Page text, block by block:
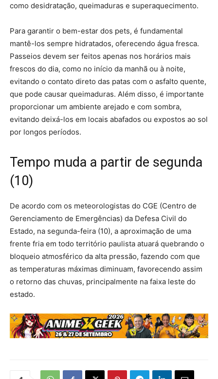
como desidratação, queimaduras e superaquecimento.
Para garantir o bem-estar dos pets, é fundamental
mantê-los sempre hidratados, oferecendo água fresca.
Passeios devem ser feitos apenas nos horários mais
frescos do dia, como no início da manhã ou à noite,
evitando o contato direto das patas com o asfalto quente,
que pode causar queimaduras. Além disso, é importante
proporcionar um ambiente arejado e com sombra,
evitando deixá-los em locais abafados ou expostos ao sol
por longos períodos.
Tempo muda a partir de segunda
(10)
De acordo com os meteorologistas do CGE (Centro de
Gerenciamento de Emergências) da Defesa Civil do
Estado, na segunda-feira (10), a aproximação de uma
frente fria em todo território paulista atuará quebrando o
bloqueio atmosférico da alta pressão, fazendo com que
as temperaturas máximas diminuam, favorecendo assim
o retorno das chuvas, principalmente na faixa leste do
estado.